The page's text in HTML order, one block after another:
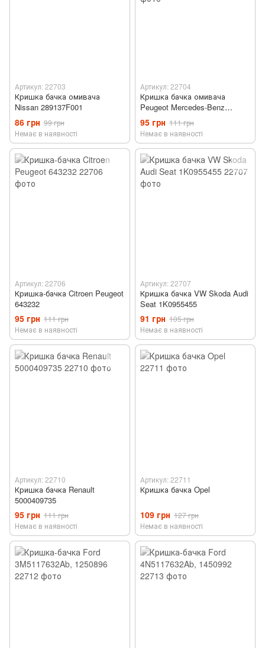
Артикул: 22703
Кришка бачка омивача
Nissan 289137F001
86 грн 99 грн
Немає в наявності
Артикул: 22704
Кришка бачка омивача
Peugeot Mercedes-Benz
643230 1718690108
95 грн 111 грн
Немає в наявності
Артикул: 22706
Кришка-бачка Citroen Peugeot
643232
95 грн 111 грн
Немає в наявності
Артикул: 22707
Кришка бачка VW Skoda Audi
Seat 1K0955455
91 грн 105 грн
Немає в наявності
Артикул: 22710
Кришка бачка Renault
5000409735
95 грн 111 грн
Немає в наявності
Артикул: 22711
Кришка бачка Opel
109 грн 127 грн
Немає в наявності